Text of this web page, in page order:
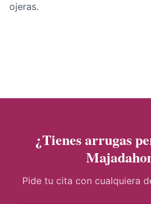
ojeras.
¿Tienes arrugas
Pide tu cita con cualquiera